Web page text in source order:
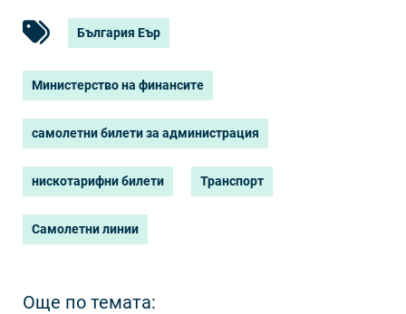
България Eър
Министерство на финансите
самолетни билети за администрация
нискотарифни билети Транспорт
Самолетни линии
Още по темата: